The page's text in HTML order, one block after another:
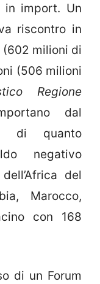
import. Un
riscontro in
milioni di
(506 milioni
Regione
dal
di quanto
negativo
del
Marocco,
con 168
di un Forum